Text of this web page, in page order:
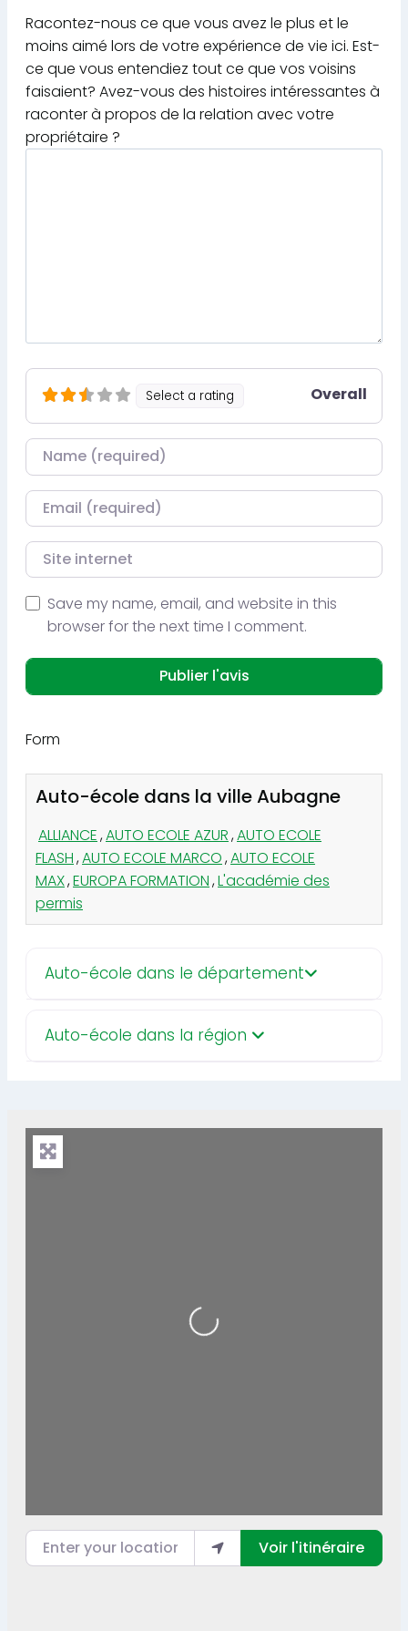
Racontez-nous ce que vous avez le plus et le
moins aimé lors de votre expérience de vie ici. Est-
ce que vous entendiez tout ce que vos voisins
faisaient? Avez-vous des histoires intéressantes à
raconter à propos de la relation avec votre
propriétaire ?
Select a rating Overall
Nom
Courriel
Site internet
Save my name, email, and website in this
browser for the next time I comment.
Form
Auto-école dans la ville Aubagne
ALLIANCE,AUTO ECOLE AZUR,AUTO ECOLE
FLASH,AUTO ECOLE MARCO,AUTO ECOLE
MAX,EUROPA FORMATION,L'académie des
permis
Auto-école dans le département
Auto-école dans la région
Loading...
Enter your location
Voir l'itinéraire